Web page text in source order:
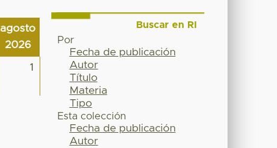
agosto
2026
1
Buscar en RI
Por
Fecha de publicación
Autor
Título
Materia
Tipo
Esta colección
Fecha de publicación
Autor